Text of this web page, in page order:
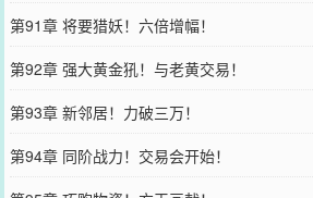
第91章 将要猎妖！六倍增幅！
第92章 强大黄金犼！与老黄交易！
第93章 新邻居！力破三万！
第94章 同阶战力！交易会开始！